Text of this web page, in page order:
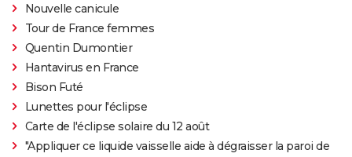
Nouvelle canicule
Tour de France femmes
Quentin Dumontier
Hantavirus en France
Bison Futé
Lunettes pour l'éclipse
Carte de l'éclipse solaire du 12 août
"Appliquer ce liquide vaisselle aide à dégraisser la paroi de